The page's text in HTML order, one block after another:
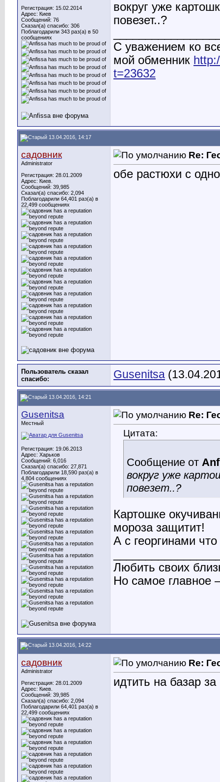
Регистрация: 15.02.2014
Адрес: Киев
Сообщений: 76
Сказал(а) спасибо: 306
Поблагодарили 343 раз(а) в 50
сообщениях
вокруг уже
повезет..?
С уважением ко
мой обменник
t=23632
13.04.2016, 14:17
садовник
Administrator
Регистрация: 28.01.2009
Адрес: Киев.
Сообщений: 39,985
Сказал(а) спасибо: 2,094
Поблагодарили 64,401 раз(а) в
22,499 сообщениях
Re:
обе растюхи с
Пользователь сказал
cпасибо:
Gusenitsa
13.04.2016, 14:21
Gusenitsa
Местный
Регистрация: 19.06.2013
Адрес: Харьков
Сообщений: 6,016
Сказал(а) спасибо: 27,871
Поблагодарили 18,590 раз(а) в
4,804 сообщениях
Re:
Цитата:
Сообщение от
вокруг уже
повезет..?
Картошке
мороза защитит!
А с георгинами
Любить своих
Но самое главное
13.04.2016, 14:22
садовник
Administrator
Регистрация: 28.01.2009
Адрес: Киев.
Сообщений: 39,985
Сказал(а) спасибо: 2,094
Поблагодарили 64,401 раз(а) в
22,499 сообщениях
Re:
идтить на базар